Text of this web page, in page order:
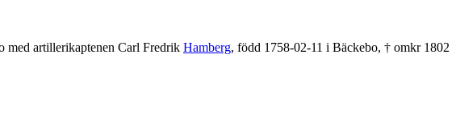
med artillerikaptenen Carl Fredrik Hamberg, född 1758-02-11 i Bäckebo, † omkr 1802